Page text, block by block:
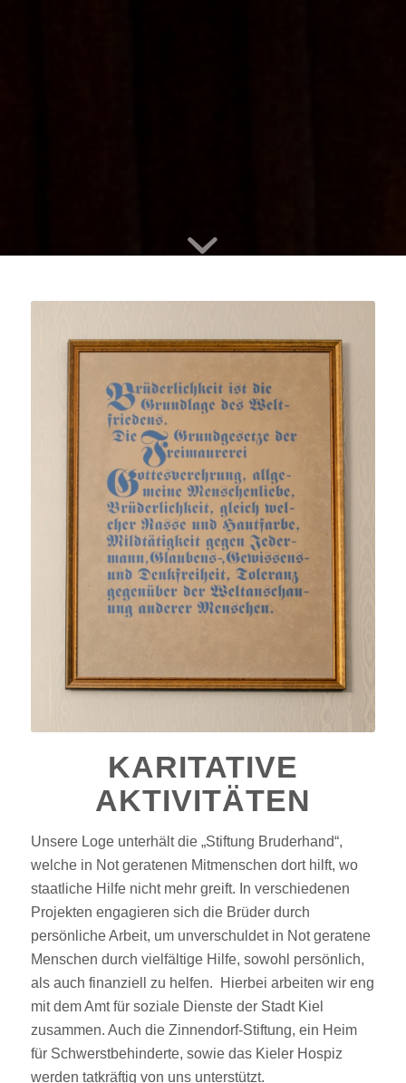
KARITATIVE
AKTIVITÄTEN
Unsere Loge unterhält die „Stiftung Bruderhand“,
welche in Not geratenen Mitmenschen dort hilft, wo
staatliche Hilfe nicht mehr greift. In verschiedenen
Projekten engagieren sich die Brüder durch
persönliche Arbeit, um unverschuldet in Not geratene
Menschen durch vielfältige Hilfe, sowohl persönlich,
als auch finanziell zu helfen. Hierbei arbeiten wir eng
mit dem Amt für soziale Dienste der Stadt Kiel
zusammen. Auch die Zinnendorf-Stiftung, ein Heim
für Schwerstbehinderte, sowie das Kieler Hospiz
werden tatkräftig von uns unterstützt.